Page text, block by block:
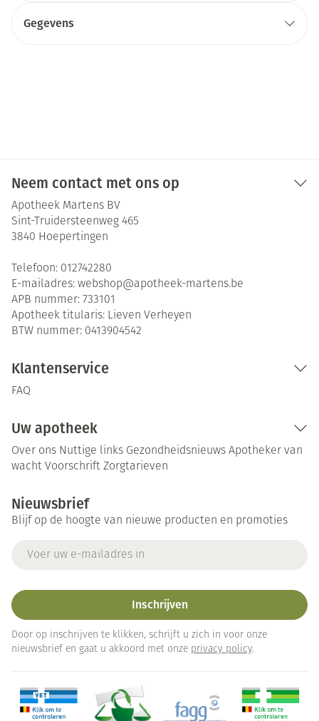
Gegevens
Neem contact met ons op
Apotheek Martens BV
Sint-Truidersteenweg 465
3840 Hoepertingen
Telefoon: 012742280
E-mailadres: webshop@apotheek-martens.be
APB nummer: 733101
Apotheek titularis: Lieven Verheyen
BTW nummer: 0413904542
Klantenservice
FAQ
Uw apotheek
Over ons Nuttige links Gezondheidsnieuws Apotheker van
wacht Voorschrift Zorgtarieven
Nieuwsbrief
Blijf op de hoogte van nieuwe producten en promoties
Inschrijven
Door op inschrijven te klikken, schrijft u zich in voor onze
nieuwsbrief en gaat u akkoord met onze privacy policy.